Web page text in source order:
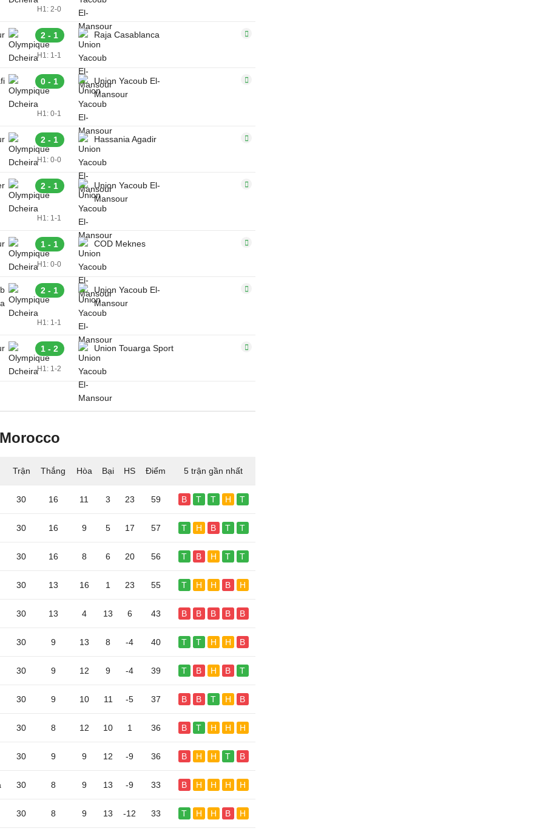
H1: 2-0
2 - 1 Raja Casablanca
H1: 1-1
0 - 1
Union Yacoub El-
Mansour
H1: 0-1
2 - 1 Hassania Agadir
H1: 0-0
2 - 1
Union Yacoub El-
Mansour
H1: 1-1
1 - 1 COD Meknes
H1: 0-0
2 - 1
Union Yacoub El-
Mansour
H1: 1-1
1 - 2 Union Touarga Sport
H1: 1-2
Trận Thắng Hòa Bại HS Điểm 5 trận gần nhất
30 16 11 3 23 59 B T T H T
30 16 9 5 17 57 T H B T T
30 16 8 6 20 56 T B H T T
30 13 16 1 23 55 T H H B H
30 13 4 13 6 43 B B B B B
30 9 13 8 -4 40 T T H H B
30 9 12 9 -4 39 T B H B T
30 9 10 11 -5 37 B B T H B
30 8 12 10 1 36 B T H H H
30 9 9 12 -9 36 B H H T B
30 8 9 13 -9 33 B H H H H
30 8 9 13 -12 33 T H H B H